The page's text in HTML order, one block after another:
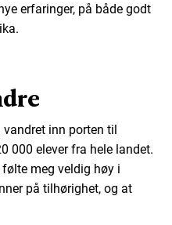
erfaringer, på både godt
inn porten til
000 elever fra hele landet.
meg veldig høy i
på tilhørighet, og at